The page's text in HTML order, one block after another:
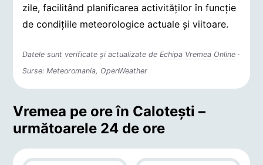
zile, facilitând planificarea activităților în funcție
de condițiile meteorologice actuale și viitoare.
Datele sunt verificate și actualizate deEchipa Vremea Online ·
Surse: Meteoromania, OpenWeather
Vremea pe ore în Caloteşti –
următoarele 24 de ore